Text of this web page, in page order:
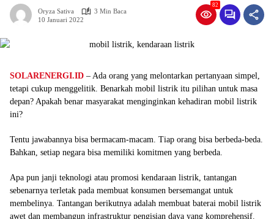
Oryza Sativa
3 Min Baca
10 Januari 2022
82
SOLARENERGI.ID – Ada orang yang melontarkan pertanyaan simpel,
tetapi cukup menggelitik. Benarkah mobil listrik itu pilihan untuk masa
depan? Apakah benar masyarakat menginginkan kehadiran mobil listrik
ini?
Tentu jawabannya bisa bermacam-macam. Tiap orang bisa berbeda-beda.
Bahkan, setiap negara bisa memiliki komitmen yang berbeda.
Apa pun janji teknologi atau promosi kendaraan listrik, tantangan
sebenarnya terletak pada membuat konsumen bersemangat untuk
membelinya. Tantangan berikutnya adalah membuat baterai mobil listrik
awet dan membangun infrastruktur pengisian daya yang komprehensif.